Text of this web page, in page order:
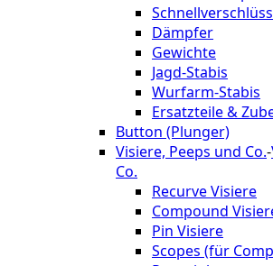
Dämpfer
Gewichte
Jagd-Stabis
Wurfarm-Stabis
Ersatzteile &
Button (Plunger)
Visiere, Peeps und Co.-
Co.
Recurve Visiere
Compound
Pin Visiere
Scopes (für